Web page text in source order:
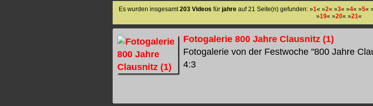
Es wurden insgesamt203 Videos für jahre auf 21 Seite(n) gefunden: »1« »2« »3« »4« »5«
»19« »20« »21«
Fotogalerie 800 Jahre Clausnitz (1)
Fotogalerie von der Festwoche "800 Jahre
4:3